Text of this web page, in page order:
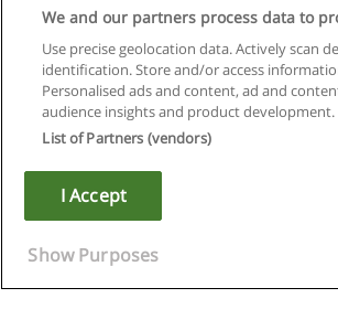
Regras de uso
Privacidade de dados
Copyright © Educaedu Business S.L. - CIF :
We and our partners process data to
Use precise geolocation data. Actively scan
identification. Store and/or access
Personalised ads and content, ad and
audience insights and product development.
List of Partners (vendors)
I Accept
Show Purposes